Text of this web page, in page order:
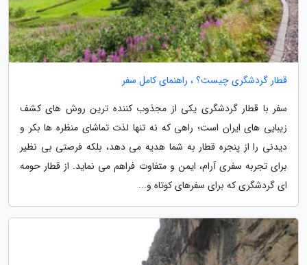
قطار گردشگری چیست؟ ، راهنمای کامل سفر
سفر با قطار گردشگری یکی از مجذوب کننده ترین روش های کشف
زیبایی های ایران است؛ راهی که نه تنها لذت تماشای منظره ها بکر و
دیدنی را از پنجره قطار به شما هدیه می دهد، بلکه فرصتی بی نظیر
برای تجربه سفری آرام، ایمن و متفاوت فراهم می نماید. از قطار حومه
ای گردشگری که برای سفرهای کوتاه و...